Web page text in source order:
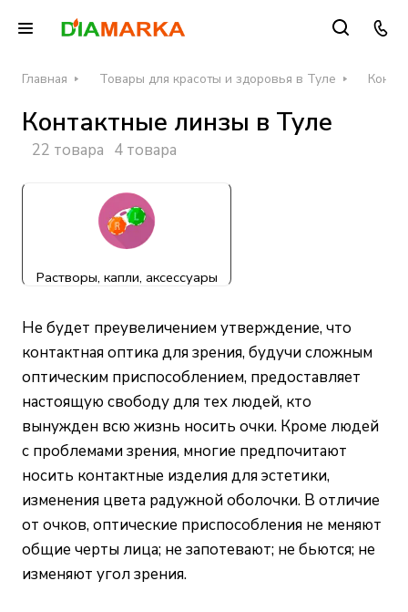
Главная Товары для красоты и здоровья в Туле
Контактные линзы в Туле
22 товара 4 товара
Растворы, капли, аксессуары
Не будет преувеличением утверждение, что
контактная оптика для зрения, будучи сложным
оптическим приспособлением, предоставляет
настоящую свободу для тех людей, кто
вынужден всю жизнь носить очки. Кроме людей
с проблемами зрения, многие предпочитают
носить контактные изделия для эстетики,
изменения цвета радужной оболочки. В отличие
от очков, оптические приспособления не меняют
общие черты лица; не запотевают; не бьются; не
изменяют угол зрения.